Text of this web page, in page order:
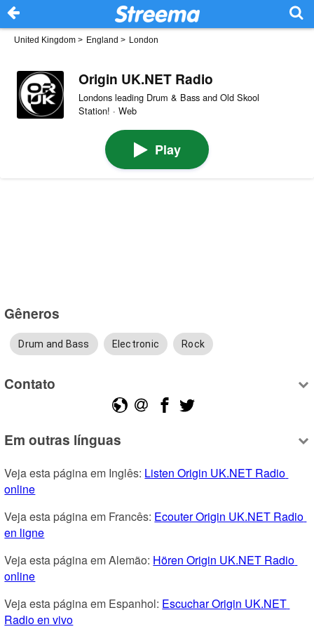
United Kingdom > England > London
Origin UK.NET Radio
Londons leading Drum & Bass and Old Skool
Station! · Web
Play
Gêneros
Drum and Bass Electronic Rock
Contato
Em outras línguas
Veja esta página em Inglês: Listen Origin UK.NET Radio
online
Veja esta página em Francês: Ecouter Origin UK.NET Radio
en ligne
Veja esta página em Alemão: Hören Origin UK.NET Radio
online
Veja esta página em Espanhol: Escuchar Origin UK.NET
Radio en vivo